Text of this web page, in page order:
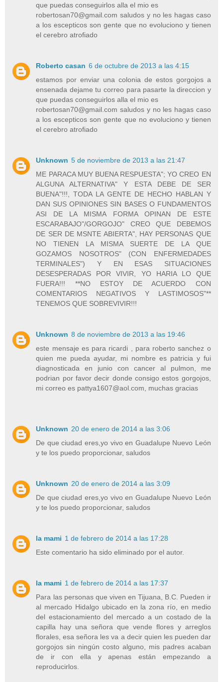
que puedas conseguirlos alla el mio es
robertosan70@gmail.com saludos y no les hagas caso
a los escepticos son gente que no evoluciono y tienen
el cerebro atrofiado
Roberto casan 6 de octubre de 2013 a las 4:15
estamos por enviar una colonia de estos gorgojos a
ensenada dejame tu correo para pasarte la direccion y
que puedas conseguirlos alla el mio es
robertosan70@gmail.com saludos y no les hagas caso
a los escepticos son gente que no evoluciono y tienen
el cerebro atrofiado
Unknown 5 de noviembre de 2013 a las 21:47
ME PARACA MUY BUENA RESPUESTA"; YO CREO EN
ALGUNA ALTERNATIVA" Y ESTA DEBE DE SER
BUENA"!!!, TODA LA GENTE DE HECHO HABLAN Y
DAN SUS OPINIONES SIN BASES O FUNDAMENTOS
ASI DE LA MISMA FORMA OPINAN DE ESTE
ESCARABAJO"/GORGOJO" CREO QUE DEBEMOS
DE SER DE MSNTE ABIERTA", HAY PERSONAS QUE
NO TIENEN LA MISMA SUERTE DE LA QUE
GOZAMOS NOSOTROS" (CON ENFERMEDADES
TERMINALES") Y EN ESAS SITUACIONES
DESESPERADAS POR VIVIR, YO HARIA LO QUE
FUERA!!! **NO ESTOY DE ACUERDO CON
COMENTARIOS NEGATIVOS Y LASTIMOSOS"**
TENEMOS QUE SOBREVIVIR!!!
Unknown 8 de noviembre de 2013 a las 19:46
este mensaje es para ricardi , para roberto sanchez o
quien me pueda ayudar, mi nombre es patricia y fui
diagnosticada en junio con cancer al pulmon, me
podrian por favor decir donde consigo estos gorgojos,
mi correo es pattya1607@aol.com, muchas gracias
Unknown 20 de enero de 2014 a las 3:06
De que ciudad eres,yo vivo en Guadalupe Nuevo León
y te los puedo proporcionar, saludos
Unknown 20 de enero de 2014 a las 3:09
De que ciudad eres,yo vivo en Guadalupe Nuevo León
y te los puedo proporcionar, saludos
la mami 1 de febrero de 2014 a las 17:28
Este comentario ha sido eliminado por el autor.
la mami 1 de febrero de 2014 a las 17:37
Para las personas que viven en Tijuana, B.C. Pueden ir
al mercado Hidalgo ubicado en la zona río, en medio
del estacionamiento del mercado a un costado de la
capilla hay una señora que vende flores y arreglos
florales, esa señora les va a decir quien les pueden dar
gorgojos sin ningún costo alguno, mis padres acaban
de ir con ella y apenas están empezando a
reproducirlos.